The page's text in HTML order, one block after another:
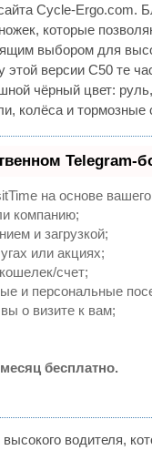
Cycle-Ergo.com.
которые
выбором для
этой версии C50 те
чёрный цвет:
колёса и тормозные
Telegram-
на основе
компанию;
и загрузкой;
или акциях;
счет;
и персональные
о визите к вам;
бесплатно.
водителя,